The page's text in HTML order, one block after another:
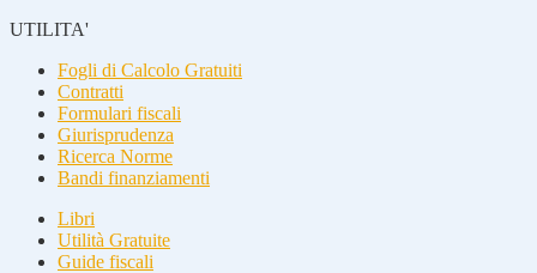
UTILITA'
Fogli di Calcolo Gratuiti
Contratti
Formulari fiscali
Giurisprudenza
Ricerca Norme
Bandi finanziamenti
Libri
Utilità Gratuite
Guide fiscali